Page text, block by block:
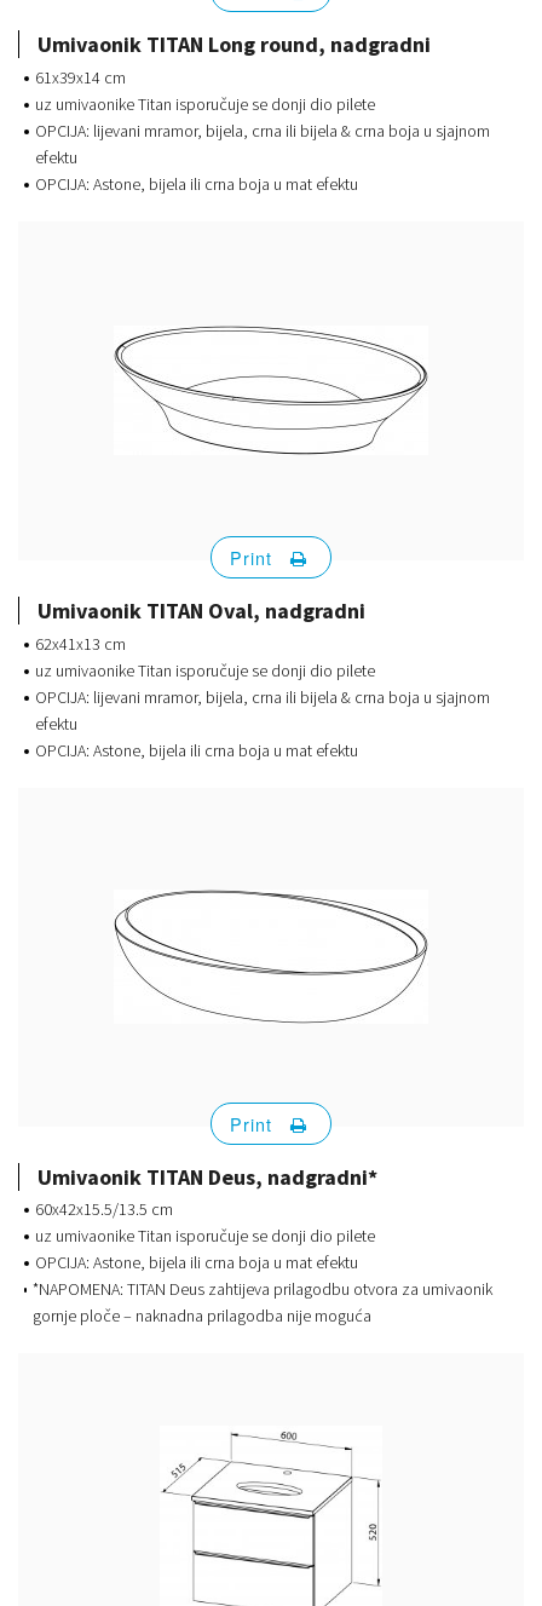
Umivaonik TITAN Long round, nadgradni
61x39x14 cm
uz umivaonike Titan isporučuje se donji dio pilete
OPCIJA: lijevani mramor, bijela, crna ili bijela & crna boja u sjajnom
efektu
OPCIJA: Astone, bijela ili crna boja u mat efektu
Umivaonik TITAN Oval, nadgradni
62x41x13 cm
uz umivaonike Titan isporučuje se donji dio pilete
OPCIJA: lijevani mramor, bijela, crna ili bijela & crna boja u sjajnom
efektu
OPCIJA: Astone, bijela ili crna boja u mat efektu
Print
Umivaonik TITAN Deus, nadgradni*
60x42x15.5/13.5 cm
uz umivaonike Titan isporučuje se donji dio pilete
OPCIJA: Astone, bijela ili crna boja u mat efektu
*NAPOMENA: TITAN Deus zahtijeva prilagodbu otvora za umivaonik
gornje ploče – naknadna prilagodba nije moguća
Print